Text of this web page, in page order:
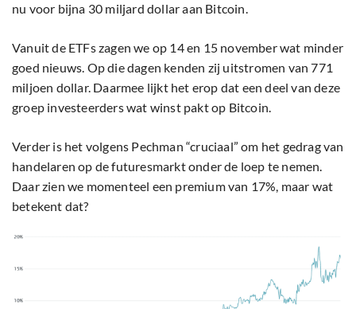
nu voor bijna 30 miljard dollar aan Bitcoin.
Vanuit de ETFs zagen we op 14 en 15 november wat minder
goed nieuws. Op die dagen kenden zij uitstromen van 771
miljoen dollar. Daarmee lijkt het erop dat een deel van deze
groep investeerders wat winst pakt op Bitcoin.
Verder is het volgens Pechman “cruciaal” om het gedrag van
handelaren op de futuresmarkt onder de loep te nemen.
Daar zien we momenteel een premium van 17%, maar wat
betekent dat?